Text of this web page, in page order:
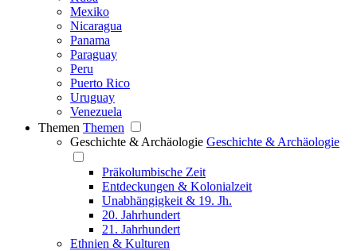
Mexiko
Nicaragua
Panama
Paraguay
Peru
Puerto Rico
Uruguay
Venezuela
Themen Themen
Geschichte & Archäologie Geschichte & Archäologie
Präkolumbische Zeit
Entdeckungen & Kolonialzeit
Unabhängigkeit & 19. Jh.
20. Jahrhundert
21. Jahrhundert
Ethnien & Kulturen